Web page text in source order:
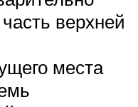
верхней
места